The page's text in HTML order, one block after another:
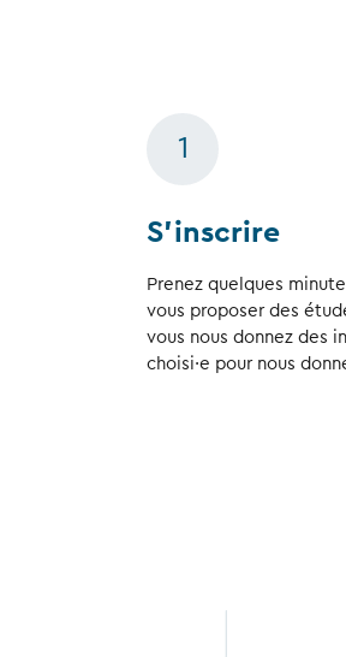
1
S’inscrire
Prenez quelques
vous proposer des
vous nous donnez des
choisi·e pour nous